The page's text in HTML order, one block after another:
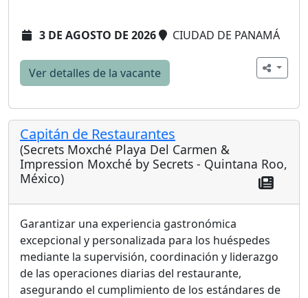
3 DE AGOSTO DE 2026 CIUDAD DE PANAMÁ
Ver detalles de la vacante
Capitán de Restaurantes
(Secrets Moxché Playa Del Carmen &
Impression Moxché by Secrets - Quintana Roo,
México)
Garantizar una experiencia gastronómica
excepcional y personalizada para los huéspedes
mediante la supervisión, coordinación y liderazgo
de las operaciones diarias del restaurante,
asegurando el cumplimiento de los estándares de